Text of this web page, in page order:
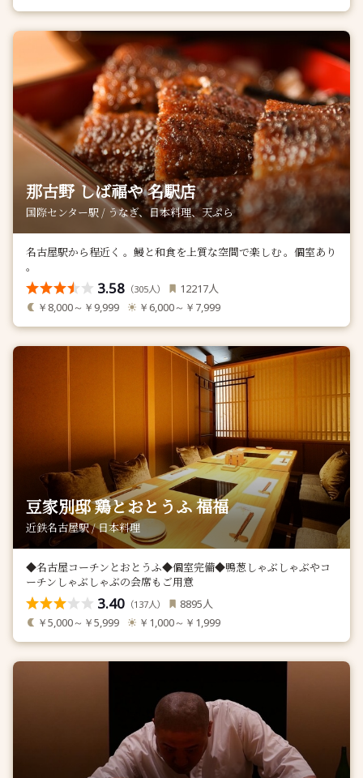
那古野 しば福や 名駅店
国際センター駅 / うなぎ、日本料理、天ぷら
名古屋駅から程近く 。鰻と和食を上質な空間で楽しむ 。個室あり
。
3.58 （305人） 12217人
￥8,000～￥9,999 ￥6,000～￥7,999
豆家別邸 鶏とおとうふ 福福
近鉄名古屋駅 / 日本料理
◆名古屋コーチンとおとうふ◆個室完備◆鴨葱しゃぶしゃぶやコ
ーチンしゃぶしゃぶの会席もご用意
3.40 （137人） 8895人
￥5,000～￥5,999 ￥1,000～￥1,999